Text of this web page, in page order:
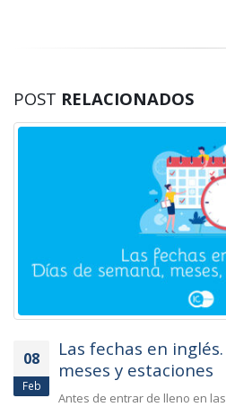
POST RELACIONADOS
08
Feb
Las fechas en
meses y estaciones
Antes de entrar de lleno en